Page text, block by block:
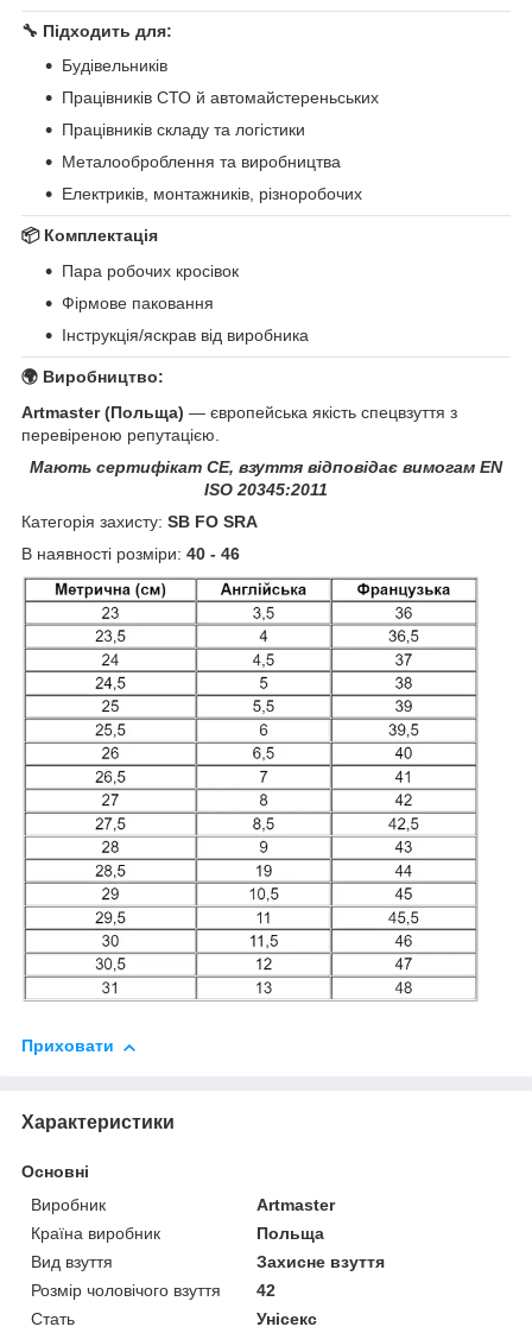
🔧 Підходить для:
Будівельників
Працівників СТО й автомайстереньських
Працівників складу та логістики
Металооброблення та виробництва
Електриків, монтажників, різноробочих
📦 Комплектація
Пара робочих кросівок
Фірмове паковання
Інструкція/яскрав від виробника
🌍 Виробництво:
Artmaster (Польща) — європейська якість спецвзуття з
перевіреною репутацією.
Мають сертифікат CE, взуття відповідає вимогам EN
ISO 20345:2011
Категорія захисту: SB FO SRA
В наявності розміри: 40 - 46
Приховати
Характеристики
Основні
Виробник
Artmaster
Країна виробник
Польща
Вид взуття
Захисне взуття
Розмір чоловічого взуття
42
Стать
Унісекс